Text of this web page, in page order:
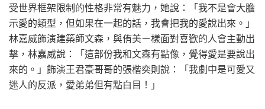
受世界框架限制的性格非常有魅力，她說：「我不是會大膽
示愛的類型，但如果在一起的話，我會把我的愛說出來。」
林嘉威飾演建築師文森，與侑美ㄧ樣面對喜歡的人會主動出
擊，林嘉威說：「這部份我和文森有點像，覺得愛是要說出
來的。」飾演王君豪哥哥的張楷奕則說：「我劇中是可愛又
迷人的反派，愛弟弟但有點白目！」